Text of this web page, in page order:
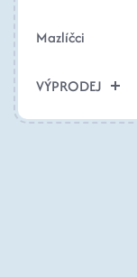
Mazlíčci
VÝPRODEJ